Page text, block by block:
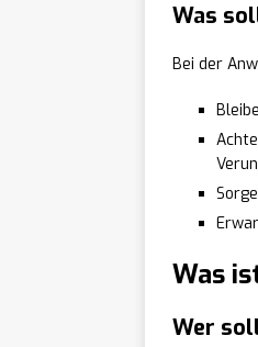
Was
Bei der
Was
Wer